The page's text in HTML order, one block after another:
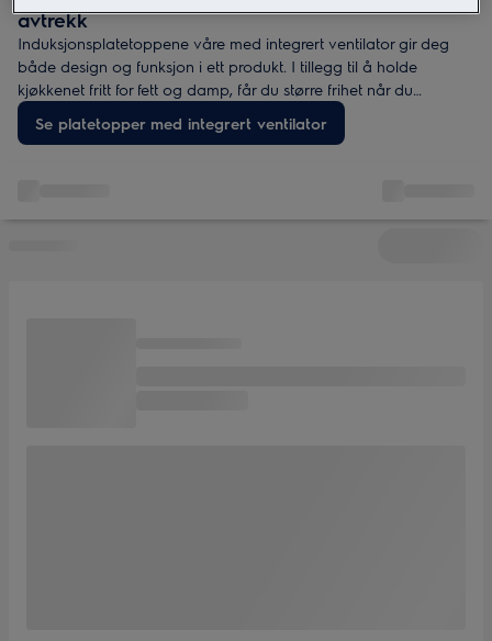
avtrekk
Induksjonsplatetoppene våre med integrert ventilator gir deg
både design og funksjon i ett produkt. I tillegg til å holde
kjøkkenet fritt for fett og damp, får du større frihet når du
designer kjøkkenet ditt.
Se platetopper med integrert ventilator